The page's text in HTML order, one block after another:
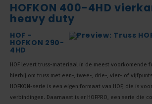
Nederlands
English
Français
HOFKON 400-4HD
heavy duty
HOF -
HOFKON 290-
4HD
HOF levert truss-materiaal in de meest voorkomende
hierbij om truss met een-, twee-, drie-, vier- of
HOFKON-serie is een eigen formaat van HOF, die is
verbindingen. Daarnaast is er HOFPRO, een serie die